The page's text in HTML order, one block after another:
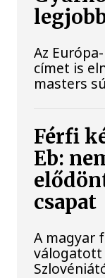
Az
címet is
masters
Férfi
Eb:
csapat
A magyar
válogatott